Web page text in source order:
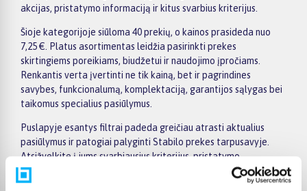
akcijas, pristatymo informaciją ir kitus svarbius kriterijus.
Šioje kategorijoje siūloma 40 prekių, o kainos prasideda nuo
7,25 €. Platus asortimentas leidžia pasirinkti prekes
skirtingiems poreikiams, biudžetui ir naudojimo įpročiams.
Renkantis verta įvertinti ne tik kainą, bet ir pagrindines
savybes, funkcionalumą, komplektaciją, garantijos sąlygas bei
taikomus specialius pasiūlymus.
Puslapyje esantys filtrai padeda greičiau atrasti aktualius
pasiūlymus ir patogiai palyginti Stabilo prekes tarpusavyje.
Atsižvelkite į jums svarbiausius kriterijus, pristatymo
informaciją ir prekės aprašymą, kad galėtumėte priimti patogų
ir apgalvotą sprendimą.